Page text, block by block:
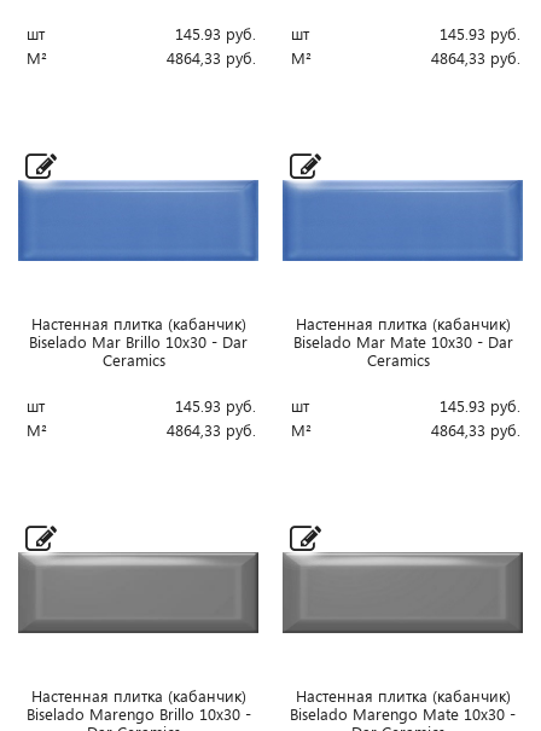
шт 145.93 руб.
М²
4864,33 руб.
шт 145.93 руб.
М²
4864,33 руб.
Настенная плитка (кабанчик)
Biselado Mar Brillo 10x30 - Dar
Ceramics
шт 145.93 руб.
М²
4864,33 руб.
Настенная плитка (кабанчик)
Biselado Mar Mate 10x30 - Dar
Ceramics
шт 145.93 руб.
М²
4864,33 руб.
Настенная плитка (кабанчик)
Biselado Marengo Brillo 10x30 -
Настенная плитка (кабанчик)
Biselado Marengo Mate 10x30 -